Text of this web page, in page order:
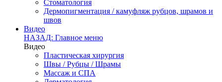
Стоматология
Дермопигментация / камуфляж рубцов, шрамов и
швов
Видео
НАЗАД: Главное меню
Видео
Пластическая хирургия
Швы / Рубцы / Шрамы
Массаж и СПА